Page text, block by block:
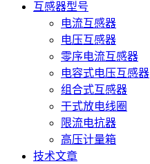
互感器型号
电流互感器
电压互感器
零序电流互感器
电容式电压互感器
组合式互感器
干式放电线圈
限流电抗器
高压计量箱
技术文章